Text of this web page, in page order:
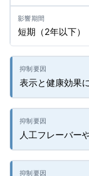
短期（2年以下）
表示と健康効果
人工フレーバー